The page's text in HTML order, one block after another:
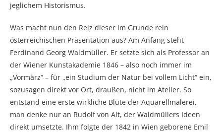
jeglichem Historismus.
Was macht nun den Reiz dieser im Grunde rein
österreichischen Präsentation aus? Am Anfang steht
Ferdinand Georg Waldmüller. Er setzte sich als Professor an
der Wiener Kunstakademie 1846 – also noch immer im
„Vormärz“ – für „ein Studium der Natur bei vollem Licht“ ein,
sozusagen direkt vor Ort, draußen, nicht im Atelier. So
entstand eine erste wirkliche Blüte der Aquarellmalerei,
man denke nur an Rudolf von Alt, der Waldmüllers Ideen
direkt umsetzte. Ihm folgte der 1842 in Wien geborene Emil